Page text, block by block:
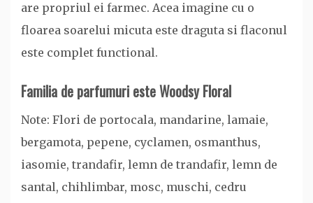
are propriul ei farmec. Acea imagine cu o
floarea soarelui micuta este draguta si flaconul
este complet functional.
Familia de parfumuri este Woodsy Floral
Note: Flori de portocala, mandarine, lamaie,
bergamota, pepene, cyclamen, osmanthus,
iasomie, trandafir, lemn de trandafir, lemn de
santal, chihlimbar, mosc, muschi, cedru